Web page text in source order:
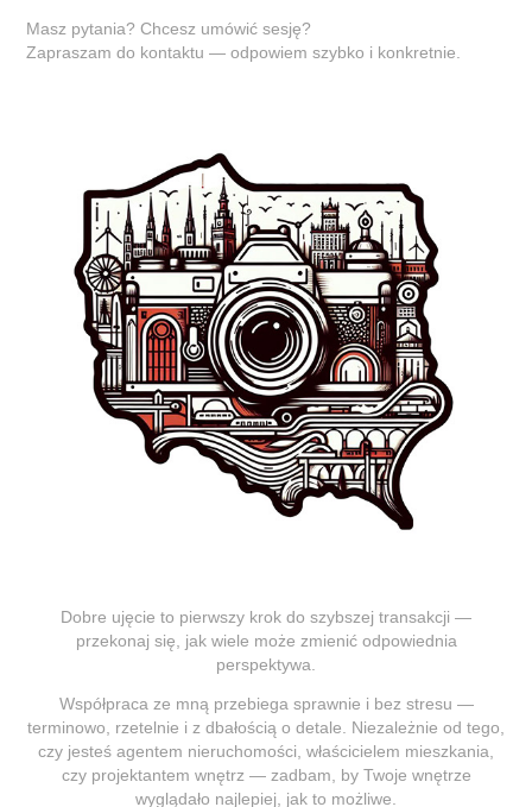
Masz pytania? Chcesz umówić sesję?
Zapraszam do kontaktu — odpowiem szybko i konkretnie.
Dobre ujęcie to pierwszy krok do szybszej transakcji —
przekonaj się, jak wiele może zmienić odpowiednia
perspektywa.
Współpraca ze mną przebiega sprawnie i bez stresu —
terminowo, rzetelnie i z dbałością o detale. Niezależnie od tego,
czy jesteś agentem nieruchomości, właścicielem mieszkania,
czy projektantem wnętrz — zadbam, by Twoje wnętrze
wyglądało najlepiej, jak to możliwe.